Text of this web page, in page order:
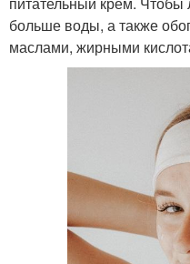
больше воды, а также
маслами, жирными